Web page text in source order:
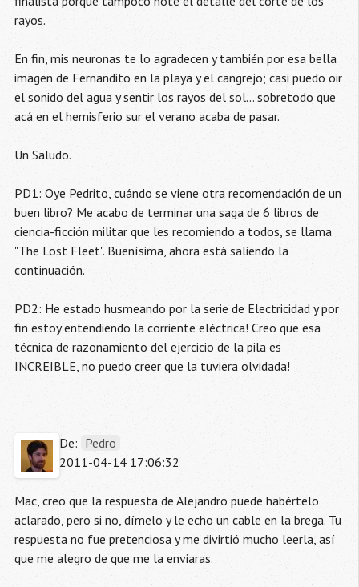
rayos.
En fin, mis neuronas te lo agradecen y también por esa bella
imagen de Fernandito en la playa y el cangrejo; casi puedo oir
el sonido del agua y sentir los rayos del sol... sobretodo que
acá en el hemisferio sur el verano acaba de pasar.
Un Saludo.
PD1: Oye Pedrito, cuándo se viene otra recomendación de un
buen libro? Me acabo de terminar una saga de 6 libros de
ciencia-ficción militar que les recomiendo a todos, se llama
"The Lost Fleet". Buenísima, ahora está saliendo la
continuación.
PD2: He estado husmeando por la serie de Electricidad y por
fin estoy entendiendo la corriente eléctrica! Creo que esa
técnica de razonamiento del ejercicio de la pila es
INCREIBLE, no puedo creer que la tuviera olvidada!
De: Pedro
2011-04-14 17:06:32
Mac, creo que la respuesta de Alejandro puede habértelo
aclarado, pero si no, dímelo y le echo un cable en la brega. Tu
respuesta no fue pretenciosa y me divirtió mucho leerla, así
que me alegro de que me la enviaras.